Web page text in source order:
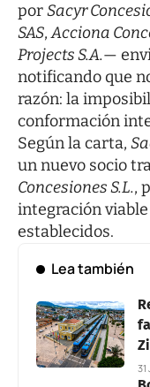
porSacyr
SAS,Acciona
Projects S.A.—
notificando que
razón: la
conformación
Según la carta,
un nuevo socio
Concesiones S.L.,
integración
establecidos.
Lea también